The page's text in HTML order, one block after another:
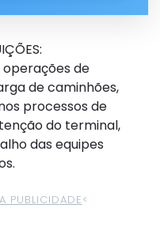
de
de caminhões,
processos de
do terminal,
das equipes
PUBLICIDADE<